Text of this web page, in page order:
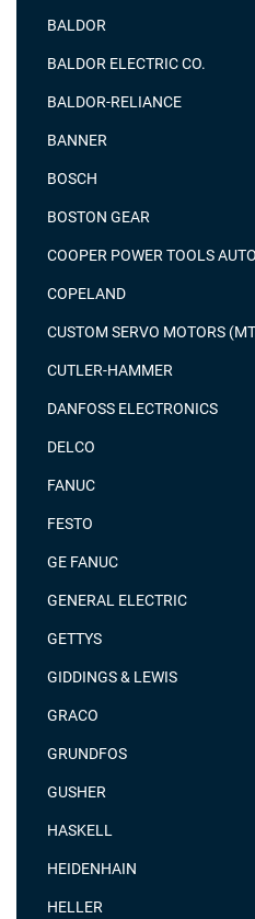
BALDOR
BALDOR ELECTRIC CO.
BALDOR-RELIANCE
BANNER
BOSCH
BOSTON GEAR
COOPER POWER TOOLS
COPELAND
CUSTOM SERVO MOTORS
CUTLER-HAMMER
DANFOSS ELECTRONICS
DELCO
FANUC
FESTO
GE FANUC
GENERAL ELECTRIC
GETTYS
GIDDINGS & LEWIS
GRACO
GRUNDFOS
GUSHER
HASKELL
HEIDENHAIN
HELLER